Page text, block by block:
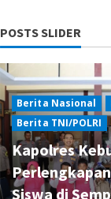
POSTS SLIDER
Berita Nasional
Berita TNI/POLRI
Kapolres
Siswa di